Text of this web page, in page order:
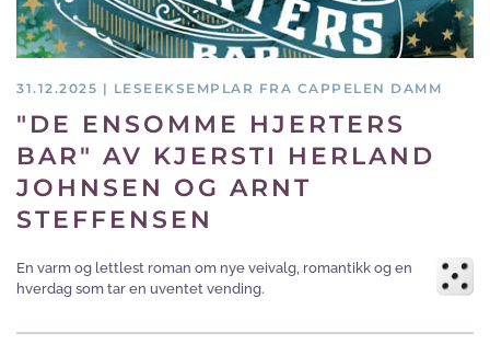
31.12.2025 | LESEEKSEMPLAR FRA CAPPELEN DAMM
"DE ENSOMME HJERTERS
BAR" AV KJERSTI HERLAND
JOHNSEN OG ARNT
STEFFENSEN
En varm og lettlest roman om nye veivalg, romantikk og en
hverdag som tar en uventet vending.